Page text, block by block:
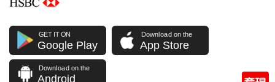
GET IT ON
Google Play
Download on the
App Store
Download on the
Android